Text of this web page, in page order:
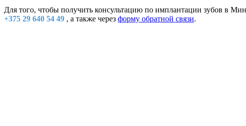
Для того, чтобы получить консультацию по имплантации зубов в
+375 29 640 54 49 , а также через форму обратной связи.